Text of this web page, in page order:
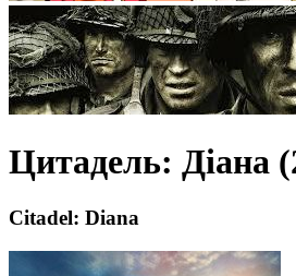
Цитадель: Діана
Citadel: Diana